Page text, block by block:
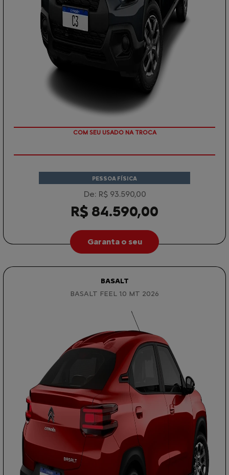
PESSOA FÍSICA
De: R$ 93.590,00
R$ 84.590,00
Garanta o seu
BASALT
BASALT FEEL 1.0 MT 2026